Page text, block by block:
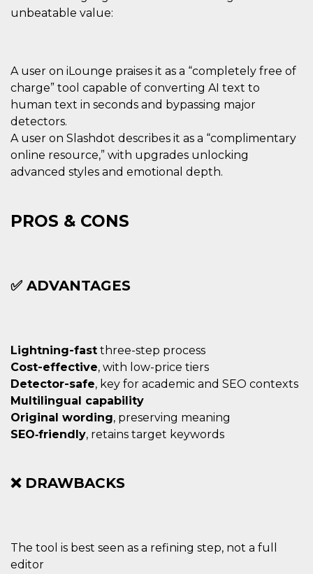
unbeatable value:
A user on iLounge praises it as a “completely free of
charge” tool capable of converting AI text to
human text in seconds and bypassing major
detectors.
A user on Slashdot describes it as a “complimentary
online resource,” with upgrades unlocking
advanced styles and emotional depth.
PROS & CONS
✅ ADVANTAGES
Lightning-fast three-step process
Cost-effective, with low-price tiers
Detector-safe, key for academic and SEO contexts
Multilingual capability
Original wording, preserving meaning
SEO‑friendly, retains target keywords
❌ DRAWBACKS
The tool is best seen as a refining step, not a full
editor